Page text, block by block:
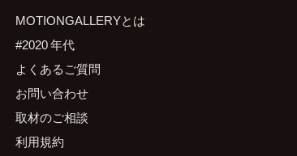
MOTIONGALLERYとは
#2020 年代
よくあるご質問
お問い合わせ
取材のご相談
利用規約